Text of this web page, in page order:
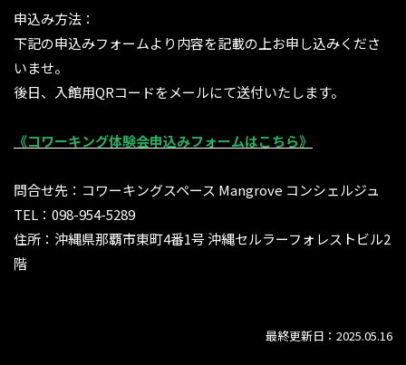
申込み方法：
下記の申込みフォームより内容を記載の上お申し込みくださ
いませ。
後日、入館用QRコードをメールにて送付いたします。
《コワーキング体験会申込みフォームはこちら》
問合せ先：コワーキングスペース Mangrove コンシェルジュ
TEL：098-954-5289
住所：沖縄県那覇市東町4番1号 沖縄セルラーフォレストビル2
階
最終更新日：2025.05.16